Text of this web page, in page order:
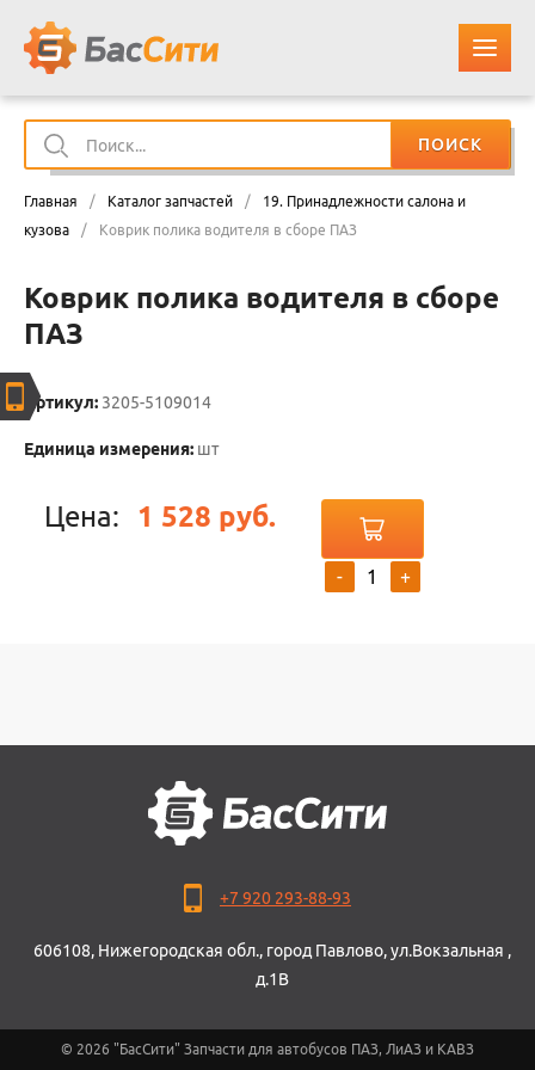
ПОИСК
Главная / Каталог запчастей /
19. Принадлежности салона и
кузова
/ Коврик полика водителя в сборе ПАЗ
Коврик полика водителя в сборе
ПАЗ
Артикул: 3205-5109014
Единица измерения: шт
Цена: 1 528 руб.
- +
+7 920 293-88-93
606108, Нижегородская обл., город Павлово, ул.Вокзальная ,
д.1В
© 2026 "БасСити" Запчасти для автобусов ПАЗ, ЛиАЗ и КАВЗ
КАТАЛОГ ЗАПЧАСТЕЙ
ОПЛАТА И ДОСТАВКА